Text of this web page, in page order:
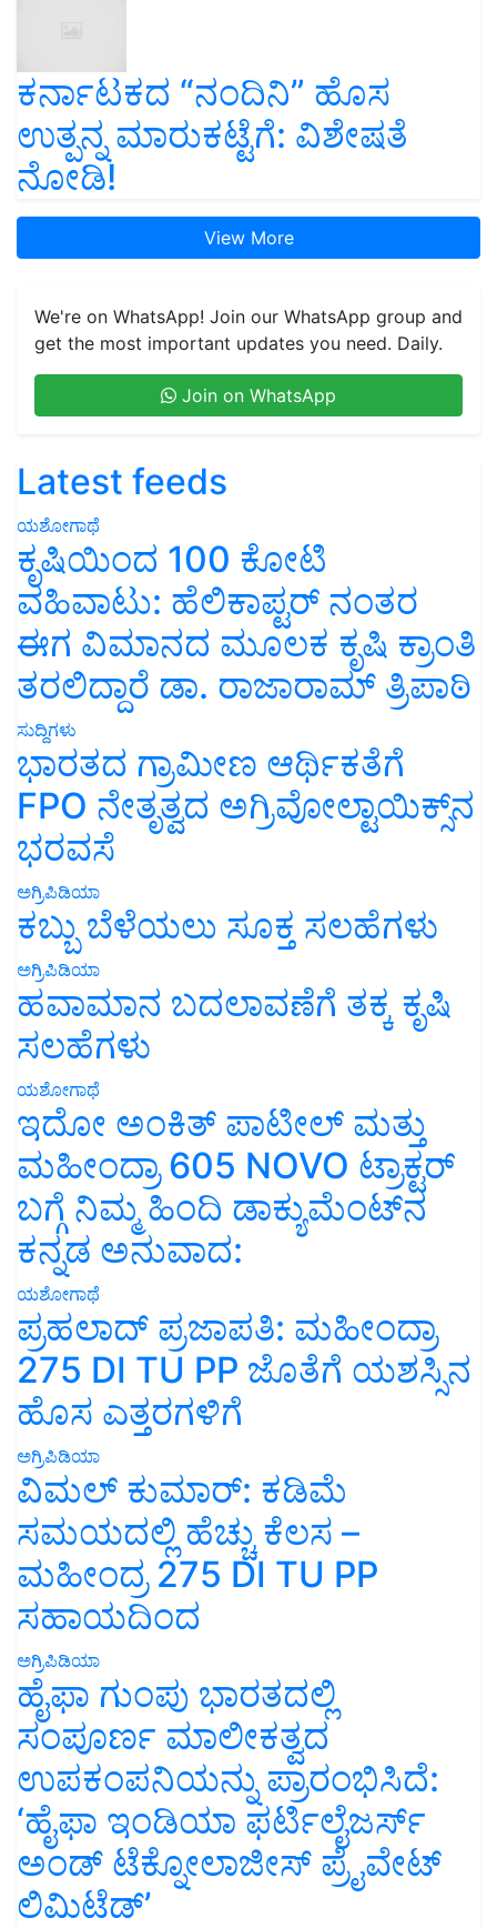
ಕರ್ನಾಟಕದ “ನಂದಿನಿ” ಹೊಸ
ಉತ್ಪನ್ನ ಮಾರುಕಟ್ಟೆಗೆ: ವಿಶೇಷತೆ
ನೋಡಿ!
View More
We're on WhatsApp! Join our WhatsApp group and
get the most important updates you need. Daily.
Join on WhatsApp
Latest feeds
ಯಶೋಗಾಥೆ
ಕೃಷಿಯಿಂದ 100 ಕೋಟಿ
ವಹಿವಾಟು: ಹೆಲಿಕಾಪ್ಟರ್ ನಂತರ
ಈಗ ವಿಮಾನದ ಮೂಲಕ ಕೃಷಿ ಕ್ರಾಂತಿ
ತರಲಿದ್ದಾರೆ ಡಾ. ರಾಜಾರಾಮ್ ತ್ರಿಪಾಠಿ
ಸುದ್ದಿಗಳು
ಭಾರತದ ಗ್ರಾಮೀಣ ಆರ್ಥಿಕತೆಗೆ
FPO ನೇತೃತ್ವದ ಅಗ್ರಿವೋಲ್ಟಾಯಿಕ್ಸ್‌ನ
ಭರವಸೆ
ಅಗ್ರಿಪಿಡಿಯಾ
ಕಬ್ಬು ಬೆಳೆಯಲು ಸೂಕ್ತ ಸಲಹೆಗಳು
ಅಗ್ರಿಪಿಡಿಯಾ
ಹವಾಮಾನ ಬದಲಾವಣೆಗೆ ತಕ್ಕ ಕೃಷಿ
ಸಲಹೆಗಳು
ಯಶೋಗಾಥೆ
ಇದೋ ಅಂಕಿತ್ ಪಾಟೀಲ್ ಮತ್ತು
ಮಹೀಂದ್ರಾ 605 NOVO ಟ್ರಾಕ್ಟರ್
ಬಗ್ಗೆ ನಿಮ್ಮ ಹಿಂದಿ ಡಾಕ್ಯುಮೆಂಟ್‌ನ
ಕನ್ನಡ ಅನುವಾದ:
ಯಶೋಗಾಥೆ
ಪ್ರಹಲಾದ್ ಪ್ರಜಾಪತಿ: ಮಹೀಂದ್ರಾ
275 DI TU PP ಜೊತೆಗೆ ಯಶಸ್ಸಿನ
ಹೊಸ ಎತ್ತರಗಳಿಗೆ
ಅಗ್ರಿಪಿಡಿಯಾ
ವಿಮಲ್ ಕುಮಾರ್: ಕಡಿಮೆ
ಸಮಯದಲ್ಲಿ ಹೆಚ್ಚು ಕೆಲಸ –
ಮಹೀಂದ್ರ 275 DI TU PP
ಸಹಾಯದಿಂದ
ಅಗ್ರಿಪಿಡಿಯಾ
ಹೈಫಾ ಗುಂಪು ಭಾರತದಲ್ಲಿ
ಸಂಪೂರ್ಣ ಮಾಲೀಕತ್ವದ
ಉಪಕಂಪನಿಯನ್ನು ಪ್ರಾರಂಭಿಸಿದೆ:
‘ಹೈಫಾ ಇಂಡಿಯಾ ಫರ್ಟಿಲೈಜರ್ಸ್
ಅಂಡ್ ಟೆಕ್ನೋಲಾಜೀಸ್ ಪ್ರೈವೇಟ್
ಲಿಮಿಟೆಡ್’